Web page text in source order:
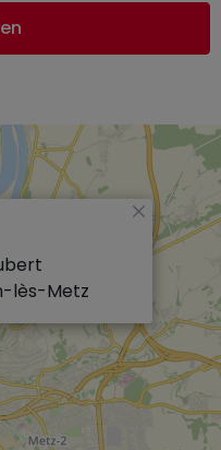
lès-Metz
×